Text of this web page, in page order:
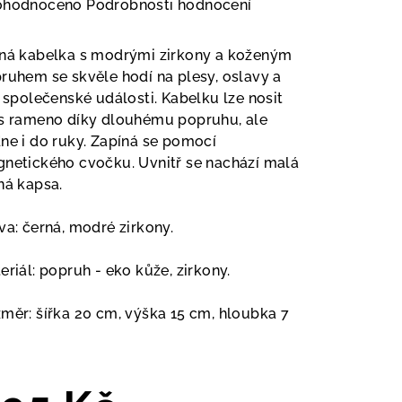
Podrobnosti hodnocení
kabelka s modrými zirkony a koženým
se skvěle hodí na plesy, oslavy a
společenské události. Kabelku lze nosit
rameno díky dlouhému popruhu, ale
i do ruky. Zapíná se pomocí
cvočku. Uvnitř se nachází malá
kapsa.
černá, modré zirkony.
popruh - eko kůže, zirkony.
šířka 20 cm, výška 15 cm, hloubka 7